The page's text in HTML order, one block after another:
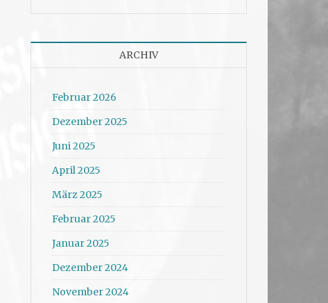
ARCHIV
Februar 2026
Dezember 2025
Juni 2025
April 2025
März 2025
Februar 2025
Januar 2025
Dezember 2024
November 2024